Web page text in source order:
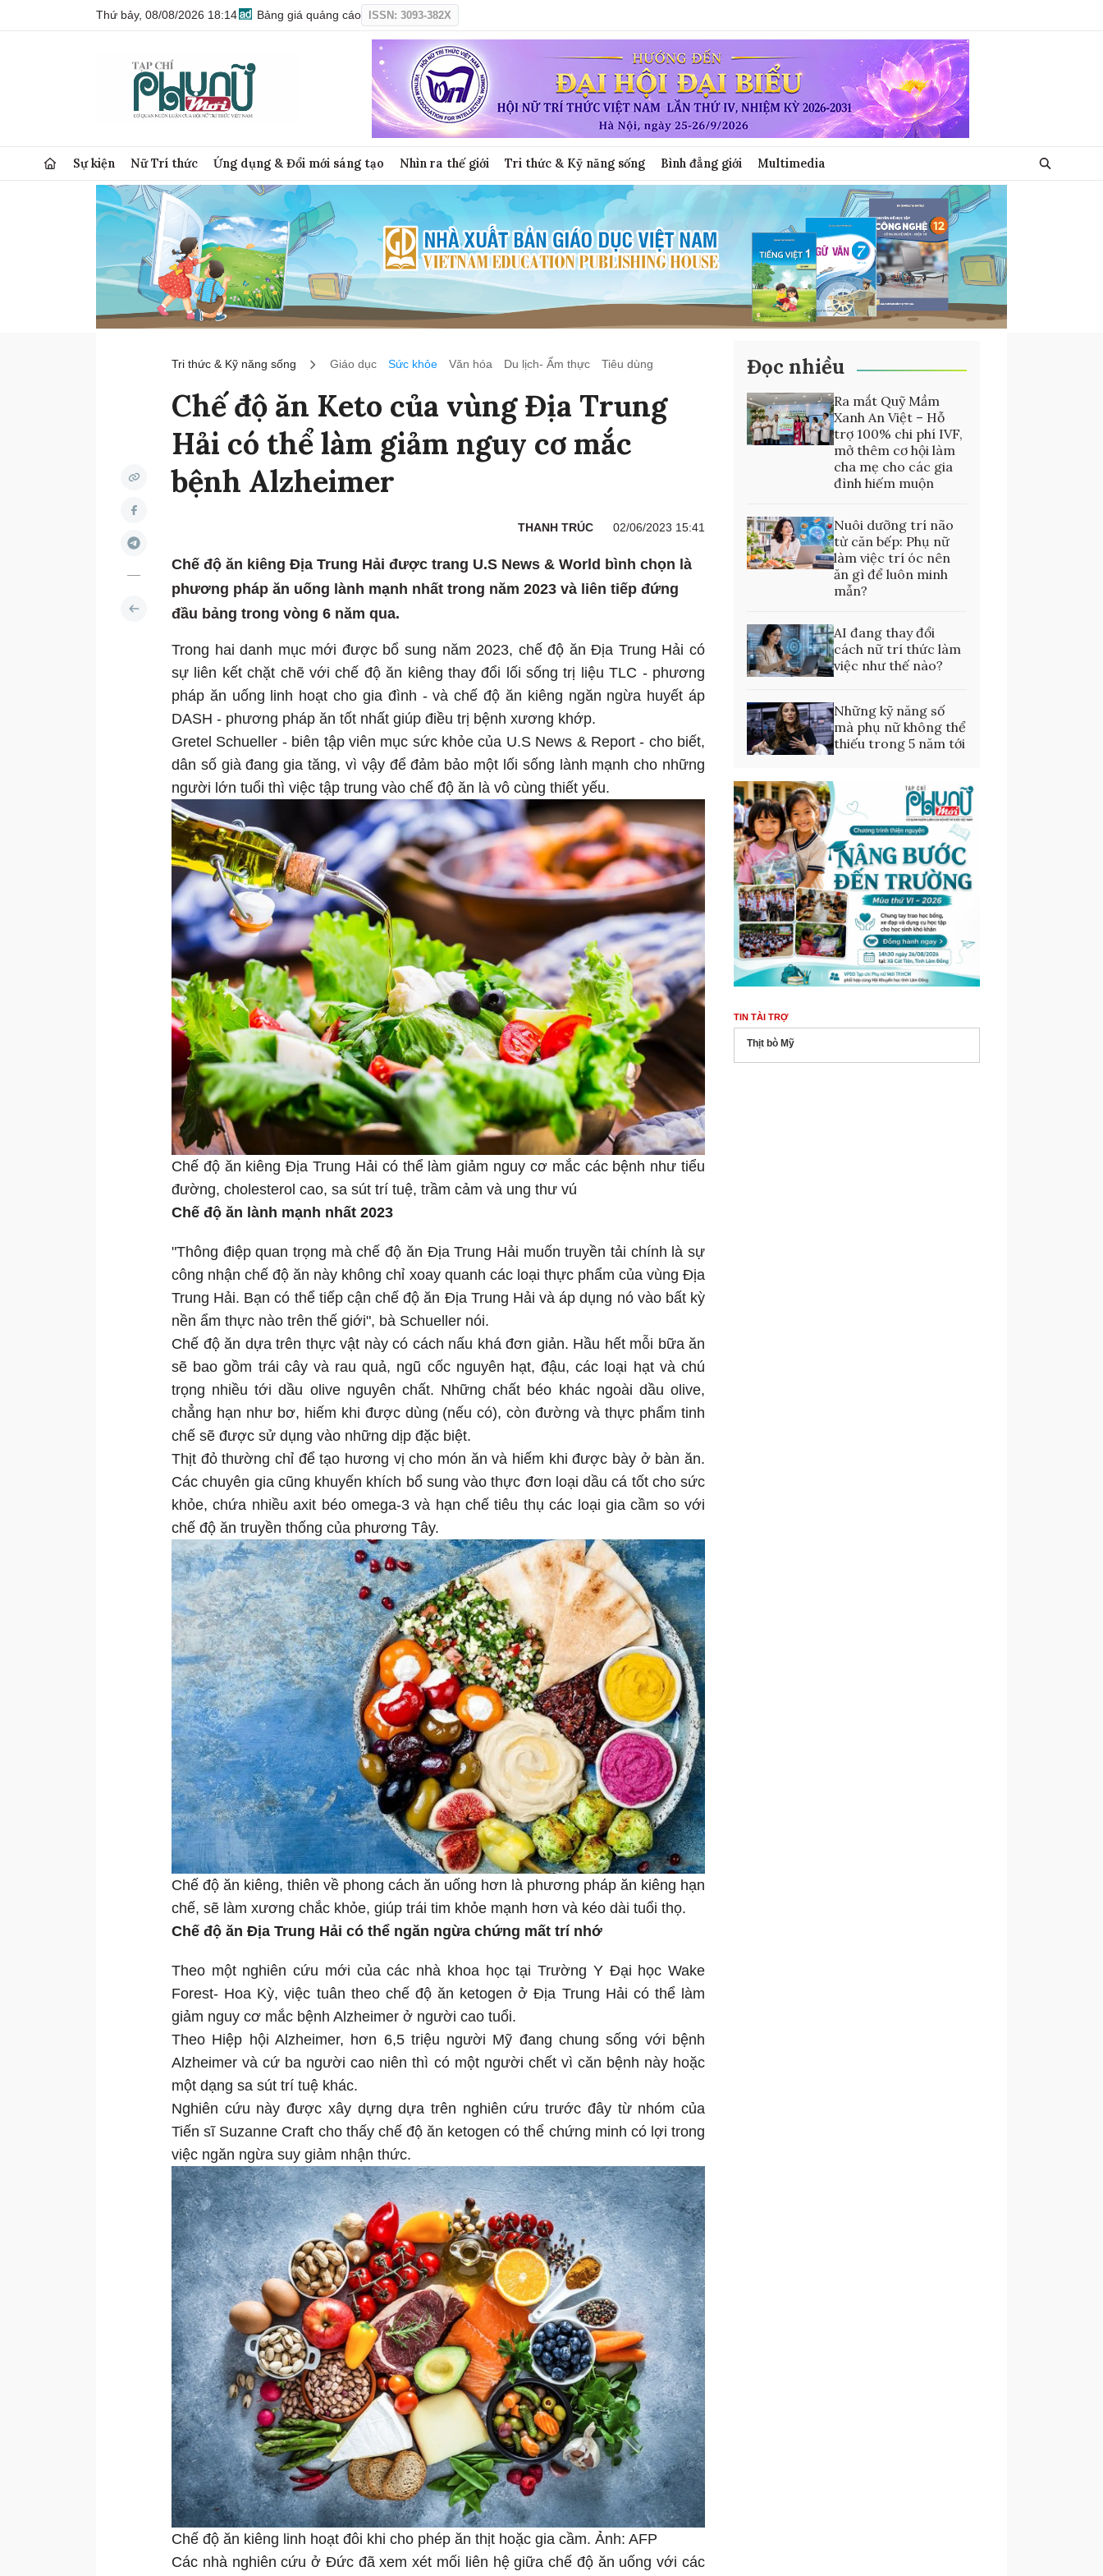
Thứ bảy, 08/08/2026 18:14 Bảng giá quảng cáo ISSN: 3093-382X
Sự kiện Nữ Trí thức Ứng dụng & Đổi mới sáng tạo Nhìn ra thế giới Tri thức & Kỹ năng sống Bình đẳng giới Multimedia
Tri thức & Kỹ năng sống Giáo dục Sức khỏe Văn hóa Du lịch- Ẩm thực Tiêu dùng
Chế độ ăn Keto của vùng Địa Trung
Hải có thể làm giảm nguy cơ mắc
bệnh Alzheimer
THANH TRÚC 02/06/2023 15:41
Chế độ ăn kiêng Địa Trung Hải được trang U.S News & World bình chọn là
phương pháp ăn uống lành mạnh nhất trong năm 2023 và liên tiếp đứng
đầu bảng trong vòng 6 năm qua.
Trong hai danh mục mới được bổ sung năm 2023, chế độ ăn Địa Trung Hải có
sự liên kết chặt chẽ với chế độ ăn kiêng thay đổi lối sống trị liệu TLC - phương
pháp ăn uống linh hoạt cho gia đình - và chế độ ăn kiêng ngăn ngừa huyết áp
DASH - phương pháp ăn tốt nhất giúp điều trị bệnh xương khớp.
Gretel Schueller - biên tập viên mục sức khỏe của U.S News & Report - cho biết,
dân số già đang gia tăng, vì vậy để đảm bảo một lối sống lành mạnh cho những
người lớn tuổi thì việc tập trung vào chế độ ăn là vô cùng thiết yếu.
Chế độ ăn kiêng Địa Trung Hải có thể làm giảm nguy cơ mắc các bệnh như tiểu
đường, cholesterol cao, sa sút trí tuệ, trầm cảm và ung thư vú
Chế độ ăn lành mạnh nhất 2023
"Thông điệp quan trọng mà chế độ ăn Địa Trung Hải muốn truyền tải chính là sự
công nhận chế độ ăn này không chỉ xoay quanh các loại thực phẩm của vùng Địa
Trung Hải. Bạn có thể tiếp cận chế độ ăn Địa Trung Hải và áp dụng nó vào bất kỳ
nền ẩm thực nào trên thế giới", bà Schueller nói.
Chế độ ăn dựa trên thực vật này có cách nấu khá đơn giản. Hầu hết mỗi bữa ăn
sẽ bao gồm trái cây và rau quả, ngũ cốc nguyên hạt, đậu, các loại hạt và chú
trọng nhiều tới dầu olive nguyên chất. Những chất béo khác ngoài dầu olive,
chẳng hạn như bơ, hiếm khi được dùng (nếu có), còn đường và thực phẩm tinh
chế sẽ được sử dụng vào những dịp đặc biệt.
Thịt đỏ thường chỉ để tạo hương vị cho món ăn và hiếm khi được bày ở bàn ăn.
Các chuyên gia cũng khuyến khích bổ sung vào thực đơn loại dầu cá tốt cho sức
khỏe, chứa nhiều axit béo omega-3 và hạn chế tiêu thụ các loại gia cầm so với
chế độ ăn truyền thống của phương Tây.
Chế độ ăn kiêng, thiên về phong cách ăn uống hơn là phương pháp ăn kiêng hạn
chế, sẽ làm xương chắc khỏe, giúp trái tim khỏe mạnh hơn và kéo dài tuổi thọ.
Chế độ ăn Địa Trung Hải có thể ngăn ngừa chứng mất trí nhớ
Theo một nghiên cứu mới của các nhà khoa học tại Trường Y Đại học Wake
Forest- Hoa Kỳ, việc tuân theo chế độ ăn ketogen ở Địa Trung Hải có thể làm
giảm nguy cơ mắc bệnh Alzheimer ở người cao tuổi.
Theo Hiệp hội Alzheimer, hơn 6,5 triệu người Mỹ đang chung sống với bệnh
Alzheimer và cứ ba người cao niên thì có một người chết vì căn bệnh này hoặc
một dạng sa sút trí tuệ khác.
Nghiên cứu này được xây dựng dựa trên nghiên cứu trước đây từ nhóm của
Tiến sĩ Suzanne Craft cho thấy chế độ ăn ketogen có thể chứng minh có lợi trong
việc ngăn ngừa suy giảm nhận thức.
Chế độ ăn kiêng linh hoạt đôi khi cho phép ăn thịt hoặc gia cầm. Ảnh: AFP
Các nhà nghiên cứu ở Đức đã xem xét mối liên hệ giữa chế độ ăn uống với các
Đọc nhiều
Ra mắt Quỹ Mầm
Xanh An Việt – Hỗ
trợ 100% chi phí IVF,
mở thêm cơ hội làm
cha mẹ cho các gia
đình hiếm muộn
Nuôi dưỡng trí não
từ căn bếp: Phụ nữ
làm việc trí óc nên
ăn gì để luôn minh
mẫn?
AI đang thay đổi
cách nữ trí thức làm
việc như thế nào?
Những kỹ năng số
mà phụ nữ không thể
thiếu trong 5 năm tới
TIN TÀI TRỢ
Thịt bò Mỹ